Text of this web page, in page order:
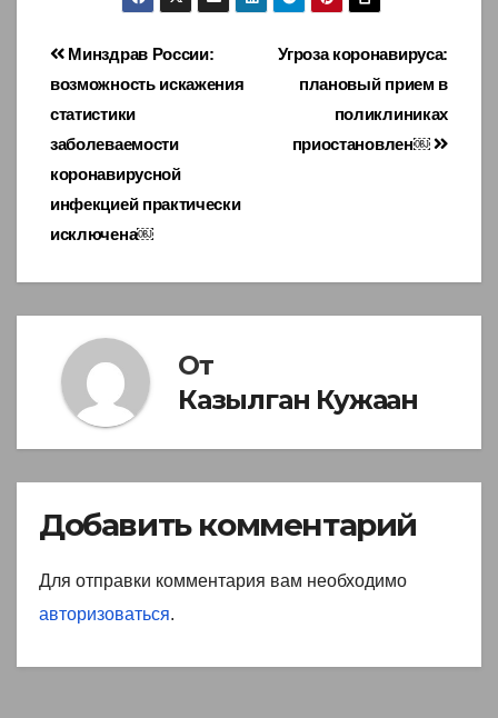
Навигация
по
записям
Угроза коронавируса:
плановый прием в
поликлиниках
приостановлен￼
Минздрав России:
возможность искажения
статистики
заболеваемости
коронавирусной
инфекцией практически
исключена￼
От
Казылган Кужаан
Добавить комментарий
Для отправки комментария вам необходимо
авторизоваться.